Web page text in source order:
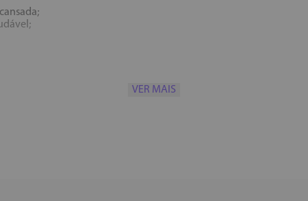
pela neurociência.
VER MAIS